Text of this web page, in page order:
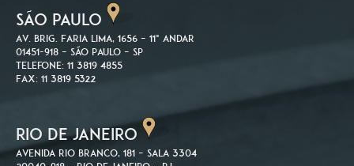
SÃO PAULO
Av. Brig. Faria Lima, 1656 – 11º andar
01451-918 – São Paulo – SP
Telefone: 11 3819 4855
Fax: 11 3819 5322
RIO DE JANEIRO
Avenida Rio Branco, 181 – Sala 3304